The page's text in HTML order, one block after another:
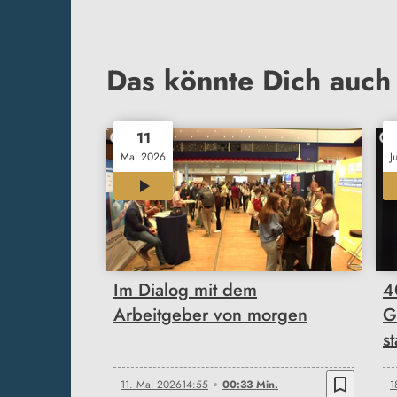
Das könnte Dich
11
Mai 2026
00:33
Im Dialog mit dem
Arbeitgeber von morgen
11. Mai 202614:55 00:33 Min. bookmark_border